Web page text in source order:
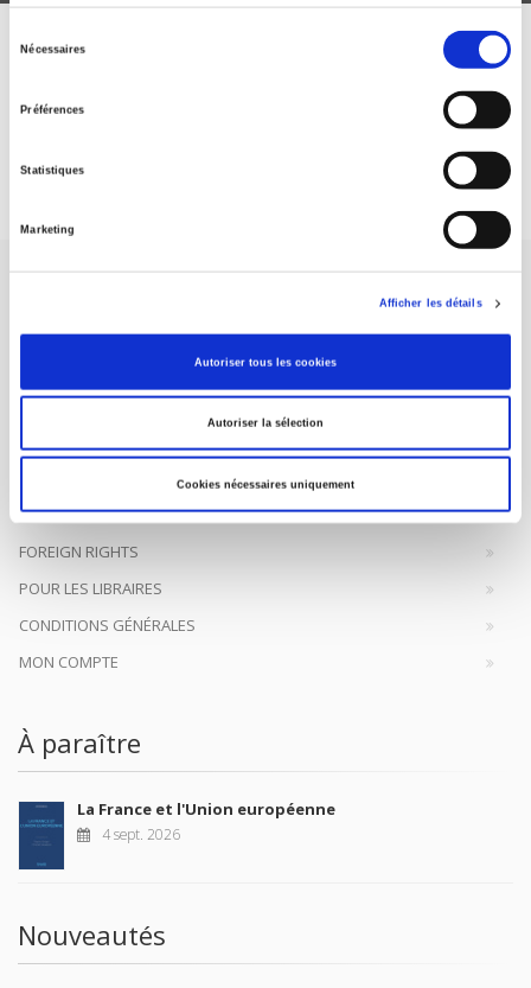
Nécessaires
Préférences
Statistiques
Marketing
Afficher les détails
Autoriser tous les cookies
Autoriser la sélection
Cookies nécessaires uniquement
ABONNEZ-VOUS À NOS
Maison d'édition dédiée aux sciences humaines et sociales, les
Presses de Sciences Po participent depuis leur création en 1976
CONTACTS
FOREIGN RIGHTS
POUR LES LIBRAIRES
CONDITIONS GÉNÉRALES
MON COMPTE
À paraître
La France et l'Union européenne
4 sept. 2026
Nouveautés